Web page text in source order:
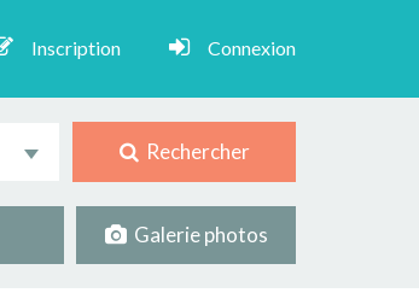
Inscription Connexion
Rechercher
Galerie photos